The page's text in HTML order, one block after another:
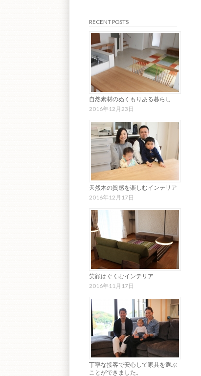
RECENT POSTS
自然素材のぬくもりある暮らし
2016年12月23日
天然木の質感を楽しむインテリア
2016年12月17日
笑顔はぐくむインテリア
2016年11月17日
丁寧な接客で安心して家具を選ぶ
ことができました。